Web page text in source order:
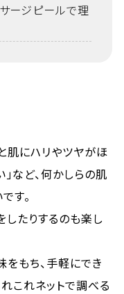
ージピールで理
肌にハリやツヤがほ
」など、何かしらの肌
す。
したりするのも楽し
もち、手軽にでき
これネットで調べる